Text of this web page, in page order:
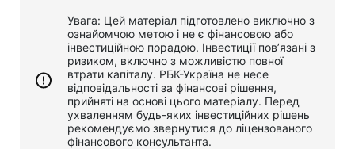
Увага: Цей матеріал підготовлено виключно з
ознайомчою метою і не є фінансовою або
інвестиційною порадою. Інвестиції пов’язані з
ризиком, включно з можливістю повної
втрати капіталу. РБК-Україна не несе
відповідальності за фінансові рішення,
прийняті на основі цього матеріалу. Перед
ухваленням будь-яких інвестиційних рішень
рекомендуємо звернутися до ліцензованого
фінансового консультанта.